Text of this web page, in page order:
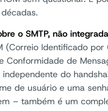
o SMTP, não
(Correio Identificado por
Conformidade de
do
de usuário e uma
– também é um